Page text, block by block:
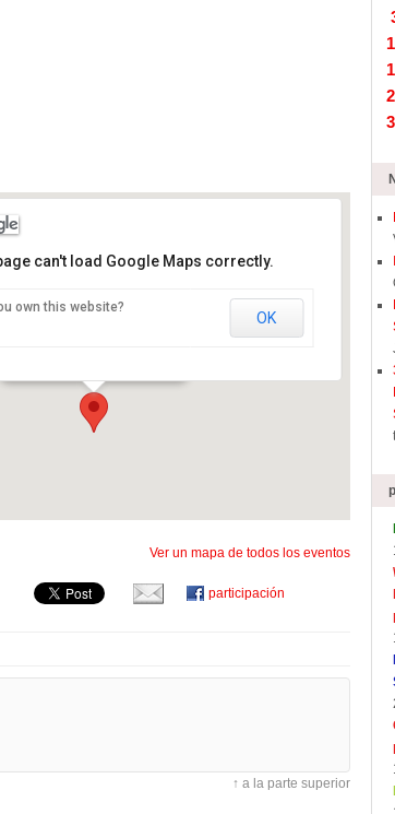
can't load Google Maps correctly.
own this website?
OK
Ver un mapa de todos los eventos
participación
↑ a la parte superior